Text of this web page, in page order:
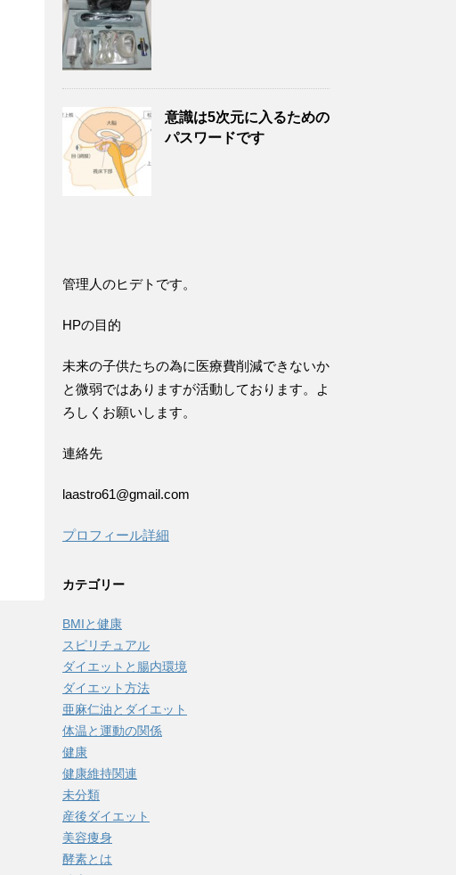
意識は5次元に入るための
パスワードです
管理人のヒデトです。
HPの目的
未来の子供たちの為に医療費削減できないか
と微弱ではありますが活動しております。よ
ろしくお願いします。
連絡先
laastro61@gmail.com
プロフィール詳細
カテゴリー
BMIと健康
スピリチュアル
ダイエットと腸内環境
ダイエット方法
亜麻仁油とダイエット
体温と運動の関係
健康
健康維持関連
未分類
産後ダイエット
美容痩身
酵素とは